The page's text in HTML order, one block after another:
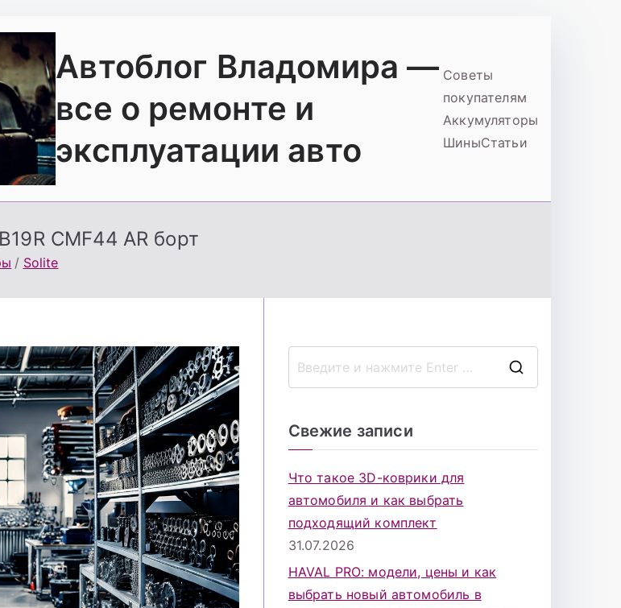
Автоблог Владомира —
все о ремонте и
эксплуатации авто
Советы
покупателям
Аккумуляторы
ШиныСтатьи
CMF44 AR борт
Solite
Свежие записи
Что такое 3D-коврики для
автомобиля и как выбрать
подходящий комплект
31.07.2026
HAVAL PRO: модели, цены и как
выбрать новый автомобиль в